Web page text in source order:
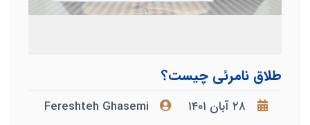
طلاق نامرئی چیست؟
۲۸ آبان ۱۴۰۱
Fereshteh Ghasemi